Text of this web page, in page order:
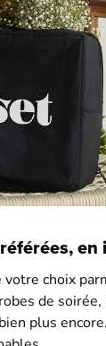
en
votre choix
de soirée,
plus